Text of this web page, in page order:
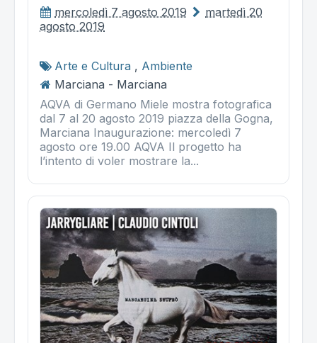
mercoledì 7 agosto 2019
martedì 20
agosto 2019
Arte e Cultura , Ambiente
Marciana - Marciana
AQVA di Germano Miele mostra fotografica
dal 7 al 20 agosto 2019 piazza della Gogna,
Marciana Inaugurazione: mercoledì 7
agosto ore 19.00 AQVA Il progetto ha
l’intento di voler mostrare la...